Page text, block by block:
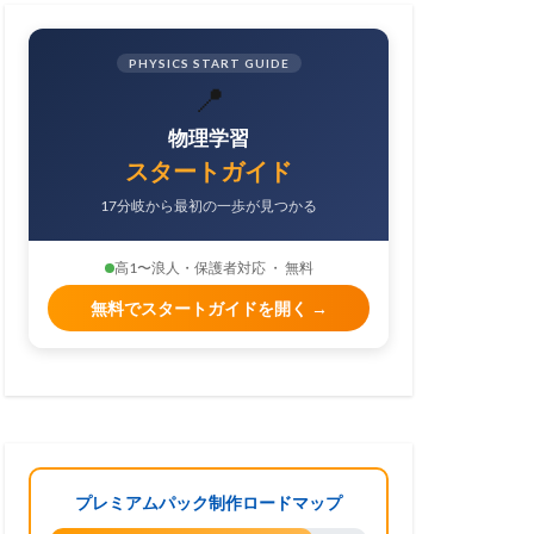
PHYSICS START GUIDE
📍
物理学習
スタートガイド
17分岐から最初の一歩が見つかる
高1〜浪人・保護者対応 ・ 無料
無料でスタートガイドを開く →
プレミアムパック制作ロードマップ